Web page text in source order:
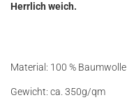
Herrlich weich.
Material: 100 % Baumwolle
Gewicht: ca. 350g/qm